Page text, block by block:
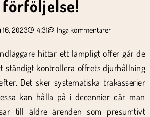
förföljelse!
16, 2023 4:31 Inga kommentarer
hittar ett lämpligt offer går de
ständigt kontrollera offrets djurhållning
Det sker systematiska trakasserier
kan hålla på i decennier där man
till äldre ärenden som presumtivt